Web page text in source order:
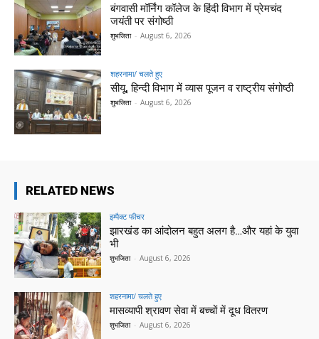
बंगवासी मॉर्निंग कॉलेज के हिंदी विभाग में प्रेमचंद
जयंती पर संगोष्ठी
शुभजिता - August 6, 2026
शहरनामा/ चलते हुए
सीयू, हिन्दी विभाग में व्यास पूजन व राष्ट्रीय संगोष्ठी
शुभजिता - August 6, 2026
RELATED NEWS
इम्पैक्ट फीचर
झारखंड का आंदोलन बहुत अलग है…और यहां के युवा
भी
शुभजिता - August 6, 2026
शहरनामा/ चलते हुए
मासव्यापी श्रावण सेवा में बच्चों में दूध वितरण
शुभजिता - August 6, 2026